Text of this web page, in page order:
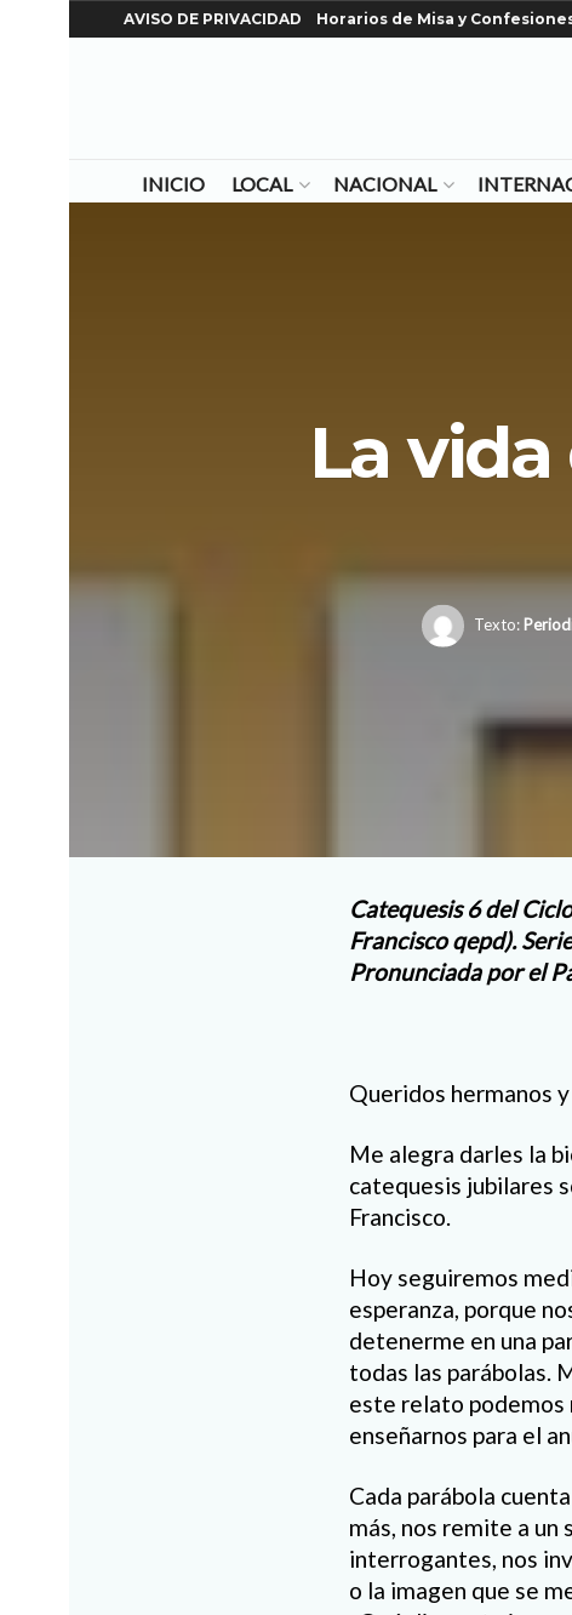
AVISO DE PRIVACIDAD Horarios de Misa y
INICIO LOCAL NACIONAL
La
Texto:
Catequesis 6del
Francisco qepd).
Pronunciada por el
Queridos hermanos
Me alegra darles la
catequesis jubilares
Francisco.
Hoy seguiremos
esperanza, porque
detenerme en una
todas las parábolas.
este relato podemos
enseñarnos para el
Cada parábola
más, nos remite a un
interrogantes, nos
o la imagen que se